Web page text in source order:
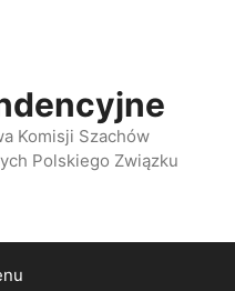
Komisji Szachów
Polskiego Związku